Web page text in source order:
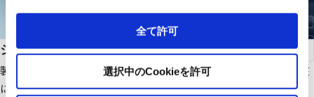
全て許可
選択中のCookieを許可
システムインテグレーション
製造業・ファシリティ分野で当社オリジナルのIoTシステムを基盤
にお客様価値向上に貢献する仕組みを提供いたします